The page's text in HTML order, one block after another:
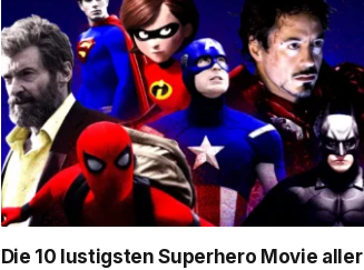
Die 10 lustigsten Superhero Movie aller